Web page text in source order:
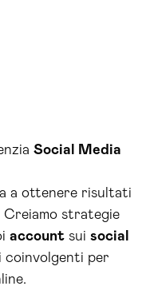
Social Media
a ottenere risultati
Creiamo strategie
account sui social
coinvolgenti per